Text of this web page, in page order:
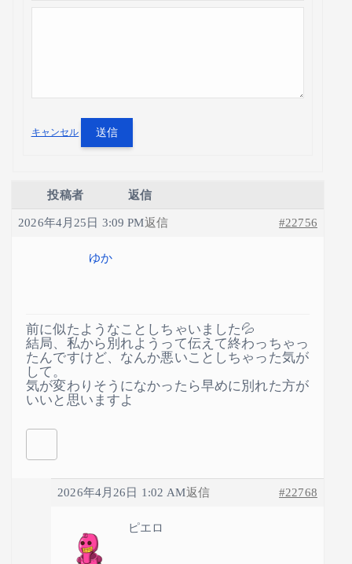
投稿者 返信
2026年4月25日 3:09 PM #22756
返信
ゆか
前に似たようなことしちゃいました💦
結局、私から別れようって伝えて終わっちゃっ
たんですけど、なんか悪いことしちゃった気が
して。
気が変わりそうになかったら早めに別れた方が
いいと思いますよ
2026年4月26日 1:02 AM #22768
返信
ピエロ
キャンセル 送信